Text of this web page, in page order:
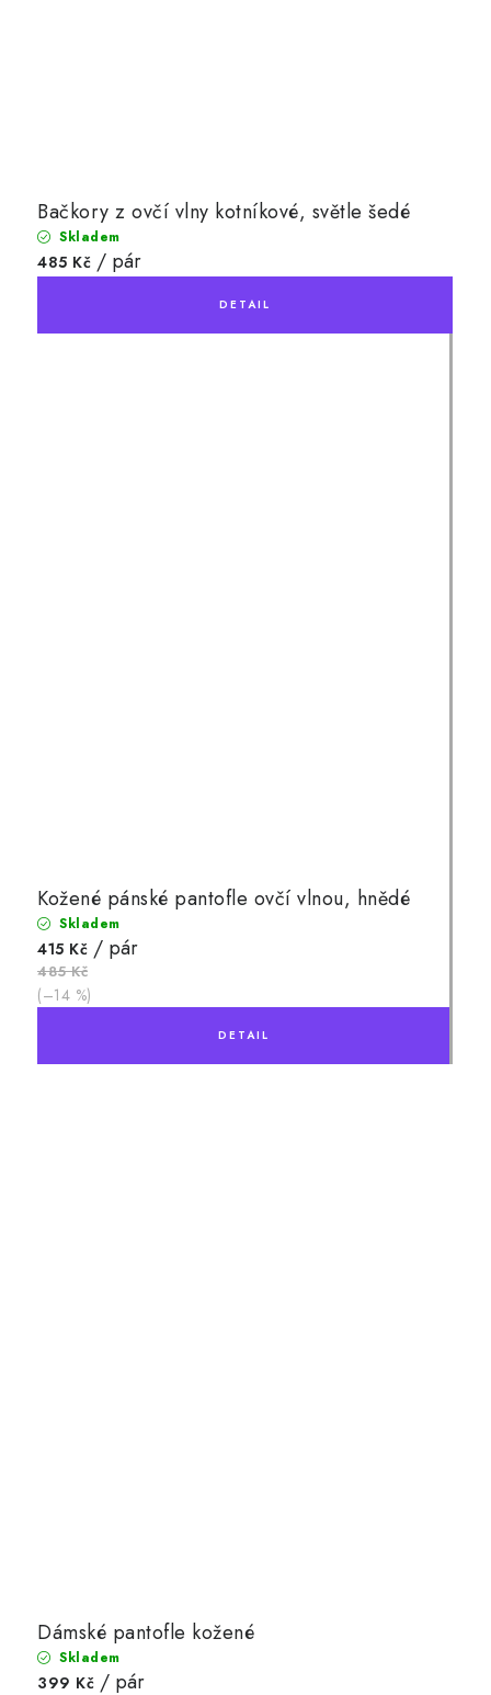
Bačkory z ovčí vlny kotníkové, světle šedé
Skladem
485 Kč / pár
Kožené pánské pantofle ovčí vlnou, hnědé
Skladem
415 Kč / pár
485 Kč
(–14 %)
Dámské pantofle kožené
Skladem
399 Kč / pár